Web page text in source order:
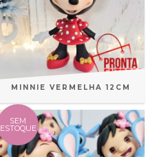
MINNIE VERMELHA 12CM
SEM
ESTOQUE